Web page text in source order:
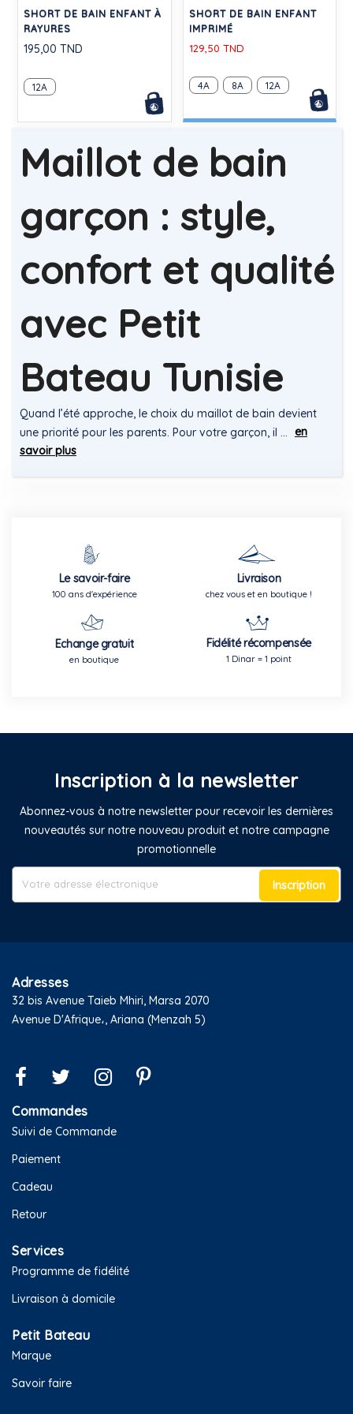
SHORT DE BAIN ENFANT À
RAYURES
195,00 TND
12A
SHORT DE BAIN ENFANT
IMPRIMÉ
129,50 TND
4A 8A 12A
Maillot de bain
garçon : style,
confort et qualité
avec Petit
Bateau Tunisie
Quand l’été approche, le choix du maillot de bain devient
une priorité pour les parents. Pour votre garçon, il ... en
savoir plus
Le savoir-faire
100 ans d'expérience
Livraison
chez vous et en boutique !
Echange gratuit
en boutique
Fidélité récompensée
1 Dinar = 1 point
Inscription à la newsletter
Abonnez-vous à notre newsletter pour recevoir les dernières
nouveautés sur notre nouveau produit et notre campagne
promotionnelle
Inscription
Adresses
32 bis Avenue Taieb Mhiri, Marsa 2070
Avenue D'Afrique،, Ariana (Menzah 5)
Commandes
Suivi de Commande
Paiement
Cadeau
Retour
Services
Programme de fidélité
Livraison à domicile
Petit Bateau
Marque
Savoir faire